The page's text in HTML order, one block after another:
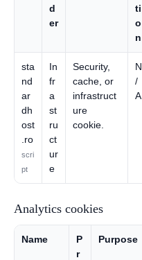
d
er
ti
o
n
sta
nd
ar
dh
ost
.ro
scri
pt
In
fr
a
st
ru
ct
ur
e
Security,
cache, or
infrastruct
ure
cookie.
N
/
A
Analytics cookies
Name
P
r
Purpose